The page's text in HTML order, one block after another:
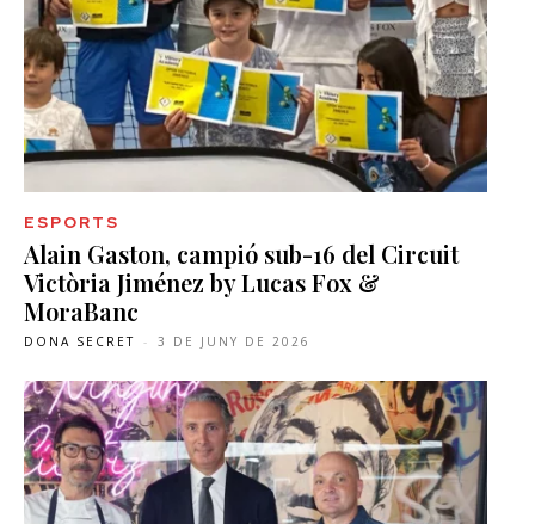
ESPORTS
Alain Gaston, campió sub-16 del Circuit
Victòria Jiménez by Lucas Fox &
MoraBanc
DONA SECRET - 3 DE JUNY DE 2026